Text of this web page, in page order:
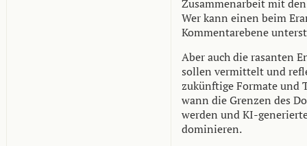
Zusammenarbeit mit
Wer kann einen beim
Kommentarebene
Aber auch die rasanten
sollen vermittelt und
zukünftige Formate und
wann die Grenzen des
werden und KI-
dominieren.